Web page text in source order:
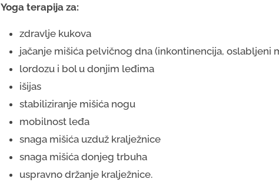
Yoga terapija za:
zdravlje kukova
jačanje mišića pelvičnog dna (inkontinencija, oslabljeni
lordozu i bol u donjim leđima
išijas
stabiliziranje mišića nogu
mobilnost leđa
snaga mišića uzduž kralježnice
snaga mišića donjeg trbuha
uspravno držanje kralježnice.